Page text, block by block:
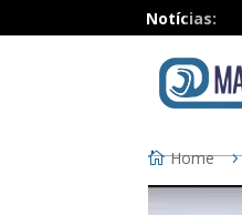
Notícias:
Home